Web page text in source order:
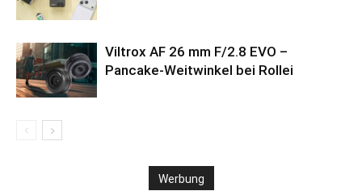
Viltrox AF 26 mm F/2.8 EVO –
Pancake-Weitwinkel bei Rollei
Werbung